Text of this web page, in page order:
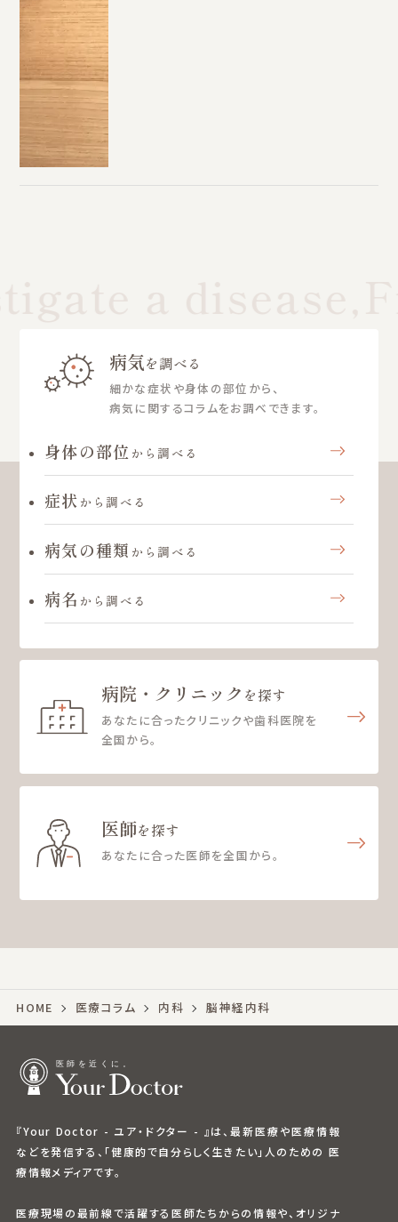
病気を調べる
細かな症状や身体の部位から、
病気に関するコラムをお調べできます。
身体の部位 から調べる
症状 から調べる
病気の種類 から調べる
病名 から調べる
病院・クリニック を探す
あなたに合ったクリニックや歯科医院を
全国から。
医師を探す
あなたに合った医師を全国から。
HOME 医療コラム 内科 脳神経内科
『Your Doctor - ユア・ドクター - 』は、最新医療や医療情報
などを発信する、「健康的で自分らしく生きたい」人のための 医
療情報メディアです。
医療現場の最前線で活躍する医師たちからの情報や、オリジナ